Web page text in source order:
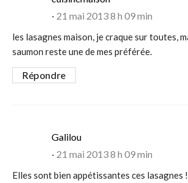
21 mai 2013 8 h 09 min
les lasagnes maison, je craque sur toutes,
saumon reste une de mes préférée.
Répondre
Galilousays:
21 mai 2013 8 h 09 min
Elles sont bien appétissantes ces lasagnes